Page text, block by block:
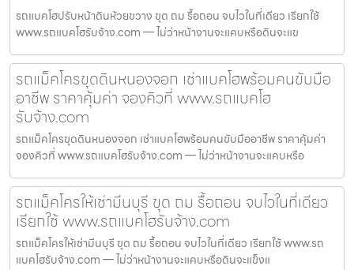
รถแบคโฮปรับหน้าดินห้วยขวาง ขุด ถม รื้อถอน จบไวในที่เดียว เรียกใช้
www.รถแบคโฮรับจ้าง.com — ไม่ว่าหน้างานจะแคบหรือดินจะแข
รถแม็คโครขุดดินหนองจอก เช่าแบคโฮพร้อมคนขับมือ
อาชีพ ราคาคุ้มค่า จองคิวที่ www.รถแบคโฮ
รับจ้าง.com
รถแม็คโครขุดดินหนองจอก เช่าแบคโฮพร้อมคนขับมืออาชีพ ราคาคุ้มค่า
จองคิวที่ www.รถแบคโฮรับจ้าง.com — ไม่ว่าหน้างานจะแคบหรือ
รถแม็คโครให้เช่ามีนบุรี ขุด ถม รื้อถอน จบไวในที่เดียว
เรียกใช้ www.รถแบคโฮรับจ้าง.com
รถแม็คโครให้เช่ามีนบุรี ขุด ถม รื้อถอน จบไวในที่เดียว เรียกใช้ www.รถ
แบคโฮรับจ้าง.com — ไม่ว่าหน้างานจะแคบหรือดินจะแข็งแ